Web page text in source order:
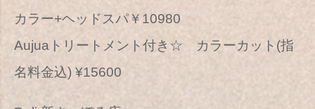
カラー+ヘッドスパ￥10980
Aujuaトリートメント付き☆ カラーカット(指
名料金込) ¥15600